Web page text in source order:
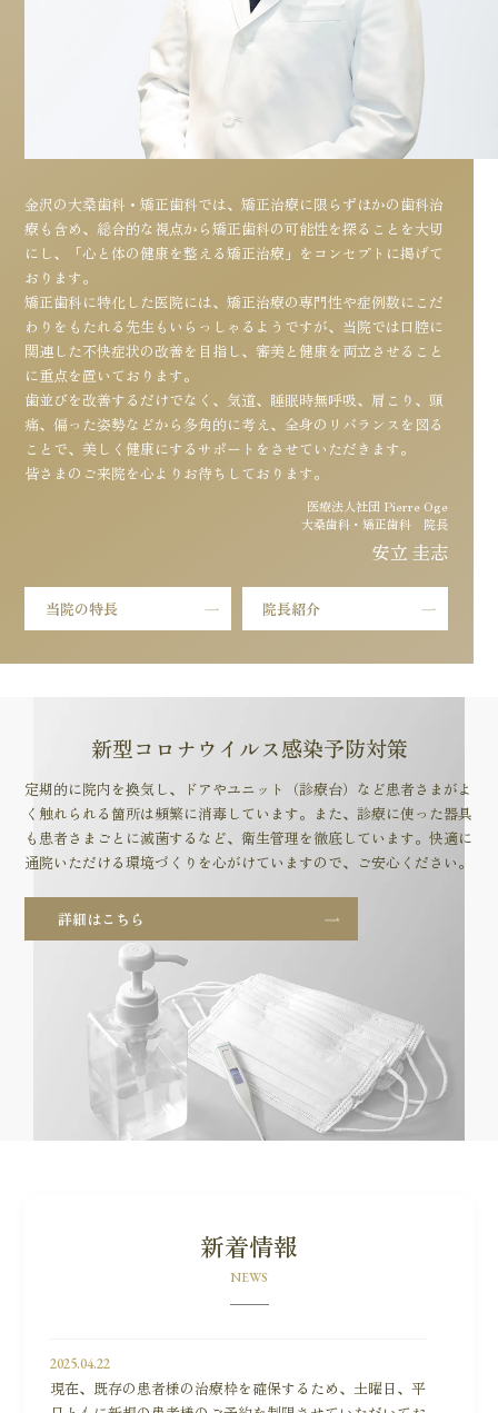
金沢の大桑歯科・矯正歯科では、矯正治療に限らずほかの歯科治
療も含め、総合的な視点から矯正歯科の可能性を探ることを大切
にし、「心と体の健康を整える矯正治療」をコンセプトに掲げて
おります。
矯正歯科に特化した医院には、矯正治療の専門性や症例数にこだ
わりをもたれる先生もいらっしゃるようですが、当院では口腔に
関連した不快症状の改善を目指し、審美と健康を両立させること
に重点を置いております。
歯並びを改善するだけでなく、気道、睡眠時無呼吸、肩こり、頭
痛、偏った姿勢などから多角的に考え、全身のリバランスを図る
ことで、美しく健康にするサポートをさせていただきます。
皆さまのご来院を心よりお待ちしております。
医療法人社団 Pierre Oge
大桑歯科・矯正歯科 院長
安立 圭志
当院の特長 院長紹介
新型コロナウイルス感染予防対策
定期的に院内を換気し、ドアやユニット（診療台）など患者さまがよ
く触れられる箇所は頻繁に消毒しています。また、診療に使った器具
も患者さまごとに滅菌するなど、衛生管理を徹底しています。快適に
通院いただける環境づくりを心がけていますので、ご安心ください。
詳細はこちら
新着情報
NEWS
2025.04.22
現在、既存の患者様の治療枠を確保するため、 土曜日、平